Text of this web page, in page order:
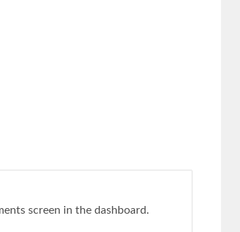
screen in the dashboard.